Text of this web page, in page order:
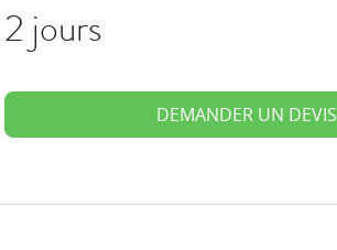
2 jours
DEMANDER UN DEVIS